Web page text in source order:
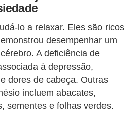
lo a relaxar. Eles são ricos
desempenhar um
A deficiência de
à depressão,
dores de cabeça. Outras
incluem abacates,
sementes e folhas verdes.